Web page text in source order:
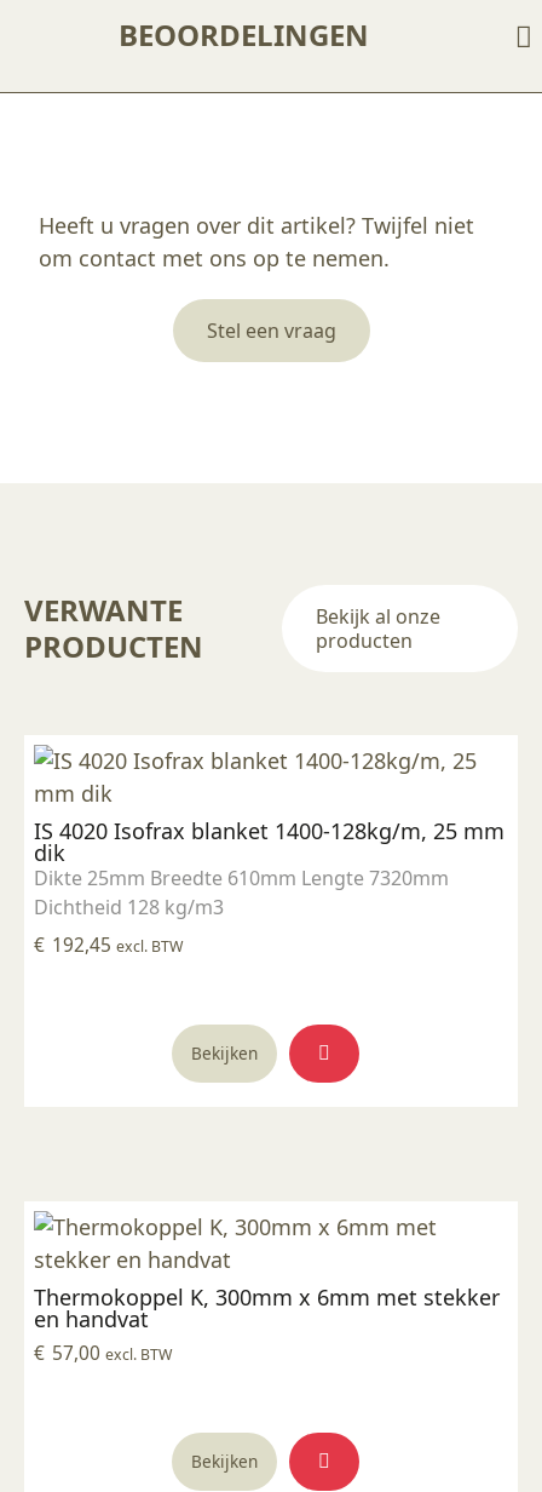
BEOORDELINGEN
Heeft u vragen over dit artikel? Twijfel niet
om contact met ons op te nemen.
Stel een vraag
VERWANTE
PRODUCTEN
Bekijk al onze
producten
IS 4020 Isofrax blanket 1400-128kg/m, 25 mm
dik
Dikte 25mm Breedte 610mm Lengte 7320mm
Dichtheid 128 kg/m3
€ 192,45 excl. BTW
Bekijken
Thermokoppel K, 300mm x 6mm met stekker
en handvat
€ 57,00 excl. BTW
Bekijken